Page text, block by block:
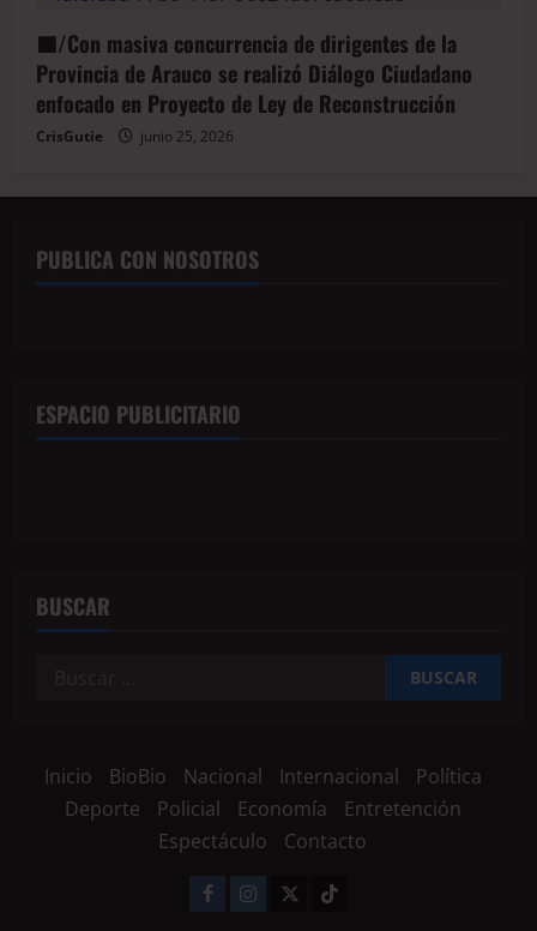
🟦/Con masiva concurrencia de dirigentes de la
Provincia de Arauco se realizó Diálogo Ciudadano
enfocado en Proyecto de Ley de Reconstrucción
CrisGutie junio 25, 2026
PUBLICA CON NOSOTROS
ESPACIO PUBLICITARIO
BUSCAR
Inicio BioBio Nacional Internacional
Política
Deporte
Policial Economía
Entretención
Espectáculo
Contacto